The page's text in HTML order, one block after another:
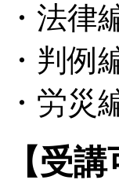
・法律
・判例
・労災
【受